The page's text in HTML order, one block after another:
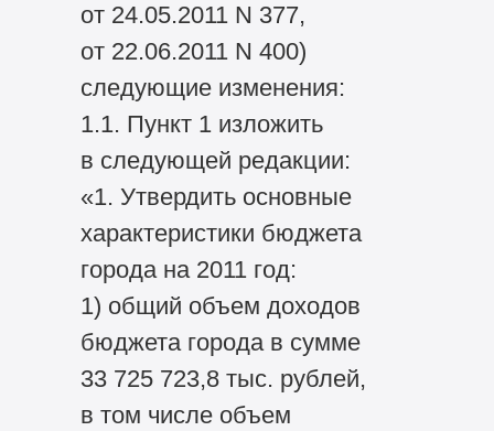
от 24.05.2011 N 377,
от 22.06.2011 N 400)
следующие изменения:
1.1. Пункт 1 изложить
в следующей редакции:
«1. Утвердить основные
характеристики бюджета
города на 2011 год:
1) общий объем доходов
бюджета города в сумме
33 725 723,8 тыс. рублей,
в том числе объем